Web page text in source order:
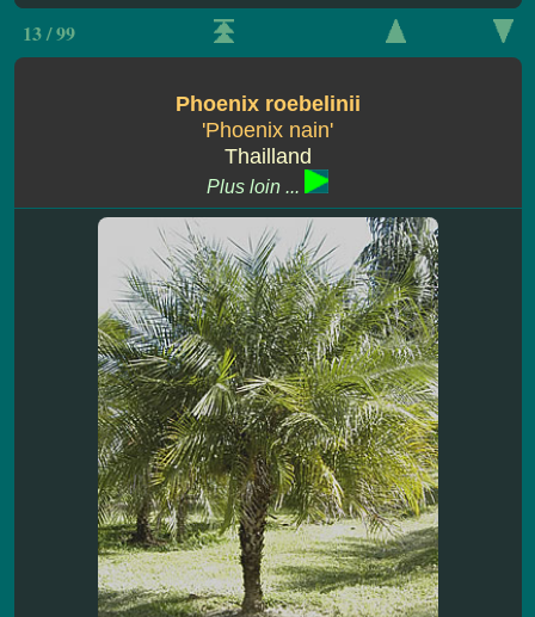
13 / 99
Phoenix roebelinii
'Phoenix nain'
Thailland
Plus loin ...